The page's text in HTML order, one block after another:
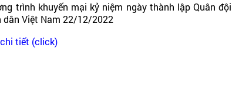
trình khuyến mại kỷ niệm ngày thành lập Quân đội
dân Việt Nam 22/12/2022
tiết (click)